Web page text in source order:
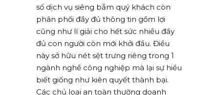
số dịch vụ siêng bẵm quý khách còn
phân phối đầy đủ thông tin gồm lợi
cũng như lí giải cho hết sức nhiều đầy
đủ con người còn mới khởi đầu. Điều
này sở hữu nét sệt trưng riêng trong 1
ngành nghề công nghiệp mà lại sự hiểu
biết giống như kiên quyết thành bại.
Các chủ loại an toàn thường doanh